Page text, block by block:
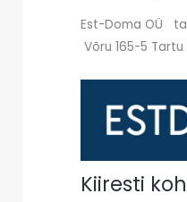
Est-Doma OÜ
Võru 165-5 Tartu
Kiiresti